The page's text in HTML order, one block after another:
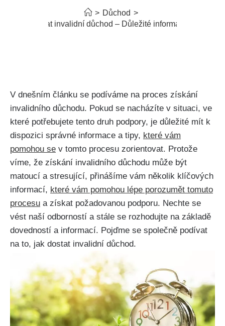
> Důchod >
Jak dostat invalidní důchod – Důležité informace a tipy
V dnešním článku se podíváme na proces získání
invalidního důchodu. Pokud se nacházíte v situaci, ve
které potřebujete tento druh podpory, je důležité mít k
dispozici správné informace a tipy, které vám
pomohou se v tomto procesu zorientovat. Protože
víme, že získání invalidního důchodu může být
matoucí a stresující, přinášíme vám několik klíčových
informací, které vám pomohou lépe porozumět tomuto
procesu a získat požadovanou podporu. Nechte se
vést naší odborností a stále se rozhodujte na základě
dovedností a informací. Pojďme se společně podívat
na to, jak dostat invalidní důchod.